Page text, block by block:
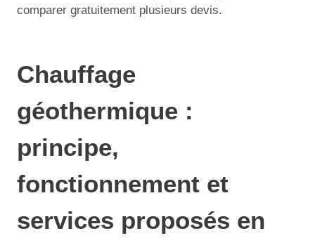
comparer gratuitement plusieurs devis.
Chauffage
géothermique :
principe,
fonctionnement et
services proposés en